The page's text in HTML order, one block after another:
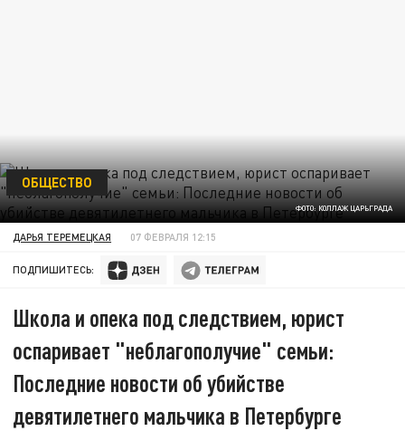
ФОТО: КОЛЛАЖ ЦАРЬГРАДА
ОБЩЕСТВО
ДАРЬЯ ТЕРЕМЕЦКАЯ 07 ФЕВРАЛЯ 12:15
ПОДПИШИТЕСЬ:
Школа и опека под следствием, юрист
оспаривает "неблагополучие" семьи:
Последние новости об убийстве
девятилетнего мальчика в Петербурге